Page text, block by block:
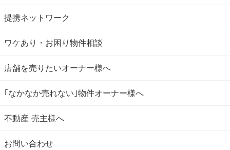
提携ネットワーク
ワケあり・お困り物件相談
店舗を売りたいオーナー様へ
｢なかなか売れない｣物件オーナー様へ
不動産 売主様へ
お問い合わせ